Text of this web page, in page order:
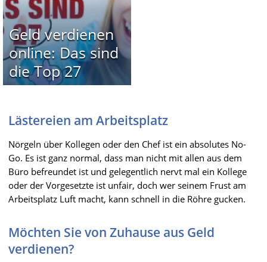
Geld verdienen
online: Das sind
die Top 27
Lästereien am Arbeitsplatz
Nörgeln über Kollegen oder den Chef ist ein absolutes No-
Go. Es ist ganz normal, dass man nicht mit allen aus dem
Büro befreundet ist und gelegentlich nervt mal ein Kollege
oder der Vorgesetzte ist unfair, doch wer seinem Frust am
Arbeitsplatz Luft macht, kann schnell in die Röhre gucken.
Möchten Sie von Zuhause aus Geld
verdienen?